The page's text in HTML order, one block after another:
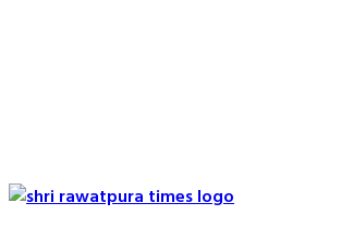
Primary